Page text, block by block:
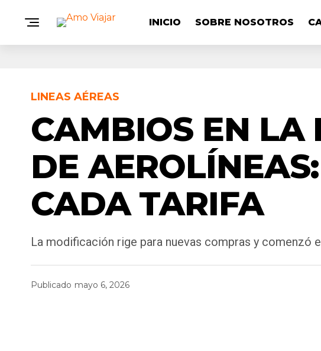
INICIO SOBRE NOSOTROS
LINEAS AÉREAS
CAMBIOS EN LA
DE
CADA TARIFA
La modificación rige para nuevas compras y comenzó
Publicado mayo 6, 2026